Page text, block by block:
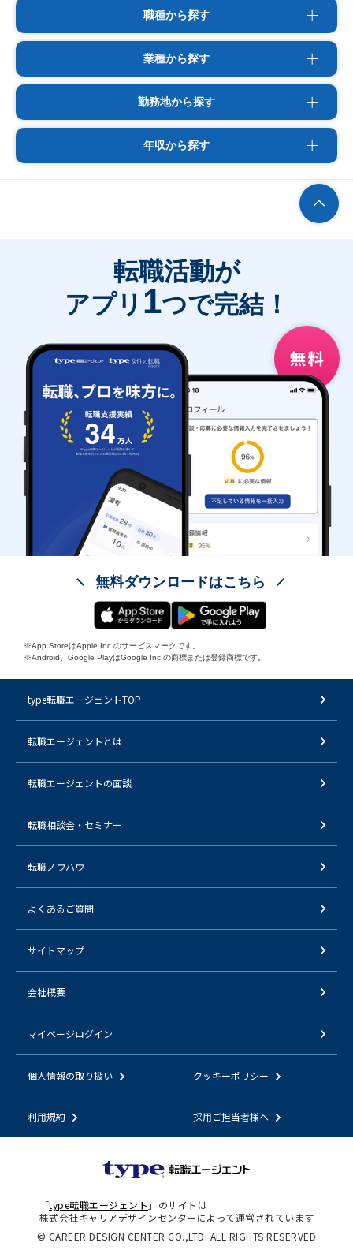
職種から探す
業種から探す
勤務地から探す
年収から探す
転職活動が
アプリ 1つで完結！
無料ダウンロードはこちら
※App StoreはApple Inc.のサービスマークです。
※Android、Google PlayはGoogle Inc.の商標または登録商標です。
type転職エージェントTOP
転職エージェントとは
転職エージェントの面談
転職相談会・セミナー
転職ノウハウ
よくあるご質問
サイトマップ
会社概要
マイページログイン
個人情報の取り扱い クッキーポリシー
利用規約 採用ご担当者様へ
「type転職エージェント 」のサイトは
株式会社キャリアデザインセンターによって運営されています
© CAREER DESIGN CENTER CO.,LTD. ALL RIGHTS RESERVED